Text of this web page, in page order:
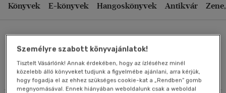
Könyvek E-könyvek Hangoskönyvek Antikvár
Fábián Zoltán
Művei
Ár szerint csökkenő
Eladott darabszám szerint csökkenő
Eladott darabszám szerint növekvő
Cím szerint A-Z
Szerző szerint A-Z
Személyre szabott könyvajánlatok!
Tisztelt Vásárlónk! Annak érdekében, hogy az ízléséhez minél
közelebb álló könyveket tudjunk a figyelmébe ajánlani, arra kérjük,
hogy fogadja el az ehhez szükséges cookie-kat a „Rendben” gomb
megnyomásával. Ennek hiányában weboldalunk csak a weboldal